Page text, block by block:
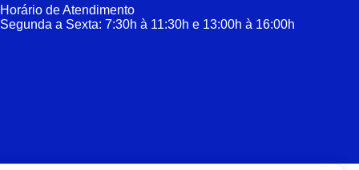
Horário de Atendimento
Segunda a Sexta: 7:30h à 11:30h e 13:00h à 16:00h